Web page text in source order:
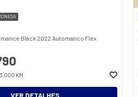
Black 2022 Automatico Flex
KM